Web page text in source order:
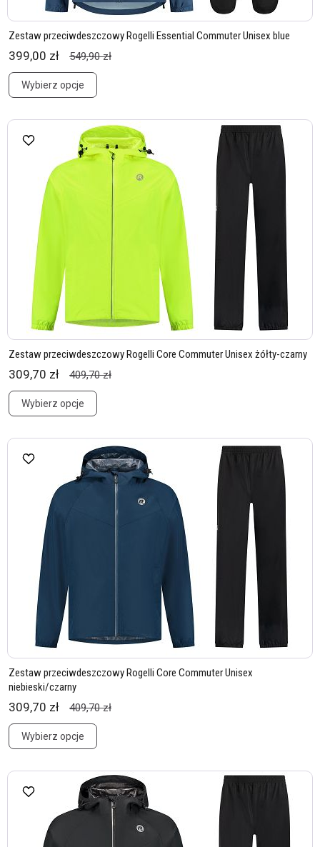
Zestaw przeciwdeszczowy Rogelli Essential Commuter Unisex blue
399,00 zł 549,90 zł
Wybierz opcje
Zestaw przeciwdeszczowy Rogelli Core Commuter Unisex żółty-czarny
309,70 zł 409,70 zł
Wybierz opcje
Zestaw przeciwdeszczowy Rogelli Core Commuter Unisex
niebieski/czarny
309,70 zł 409,70 zł
Wybierz opcje